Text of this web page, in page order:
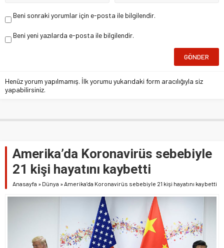
Beni sonraki yorumlar için e-posta ile bilgilendir.
Beni yeni yazılarda e-posta ile bilgilendir.
Henüz yorum yapılmamış. İlk yorumu yukarıdaki form aracılığıyla siz
yapabilirsiniz.
Amerika’da Koronavirüs sebebiyle
21 kişi hayatını kaybetti
Anasayfa » Dünya »Amerika’da Koronavirüs sebebiyle 21 kişi hayatını kaybetti